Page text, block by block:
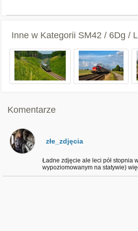
Inne w Kategorii SM42 / 6Dg /
Komentarze
złe_zdjęcia
Ładne zdjęcie ale leci pół stopnia
wypoziomowanym na statywie)